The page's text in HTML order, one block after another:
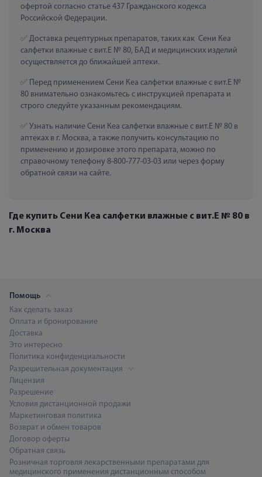
офертой согласно статье 437 Гражданского кодекса
Российской Федерации.
Доставка рецептурных препаратов, таких как  Сени Кеа
салфетки влажные с вит.Е № 80, БАД и медицинских изделий
осуществляется до ближайшей аптеки.
Перед применением Сени Кеа салфетки влажные с вит.Е №
80 внимательно ознакомьтесь с инструкцией препарата и
строго следуйте указанным рекомендациям.
Узнать наличие Сени Кеа салфетки влажные с вит.Е № 80 в
аптеках в г. Москва, а также получить консультацию по
применению и дозировке этого препарата, можно по
справочному телефону 8-800-777-03-03 или через форму
обратной связи на сайте.
Где купить Сени Кеа салфетки влажные с вит.Е № 80 в
г. Москва
Помощь
Как сделать заказ
Оплата и бронирование
Доставка
Это интересно
Политика конфиденциальности
Разрешительная документация
Лицензия
Разрешение
Условия дистанционной продажи
Маркетинговая политика
Возврат и обмен товаров
Договор оферты
Обратная связь
Розничная торговля лекарственными препаратами для
медицинского применения дистанционным способом